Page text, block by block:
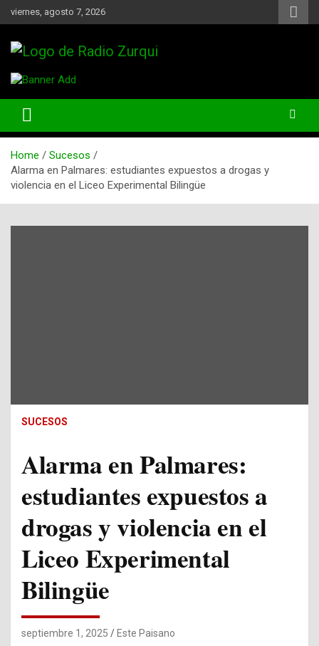
Skip
to
viernes, agosto 7, 2026
Radio Zurqui
Home
Sucesos
Alarma en Palmares: estudiantes expuestos a drogas y
violencia en el Liceo Experimental Bilingüe
SUCESOS
Alarma en Palmares:
estudiantes expuestos a
drogas y violencia en el
Liceo Experimental
Bilingüe
septiembre 1, 2025 Este Paisano